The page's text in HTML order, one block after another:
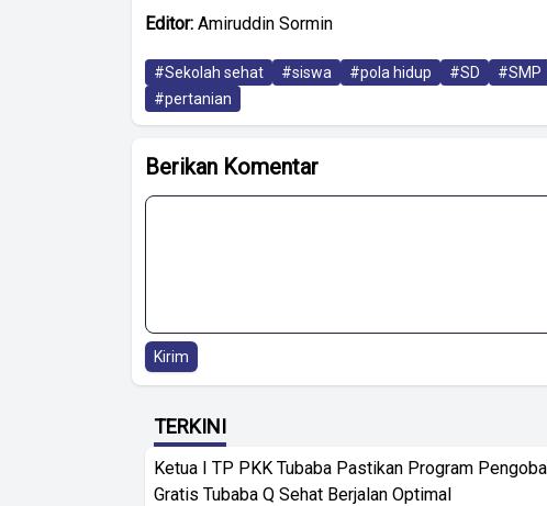
Editor: Amiruddin Sormin
#Sekolah sehat #siswa #pola hidup #SD #SMP
#pertanian
Berikan Komentar
Kirim
TERKINI
Ketua I TP PKK Tubaba Pastikan Program
Gratis Tubaba Q Sehat Berjalan Optimal